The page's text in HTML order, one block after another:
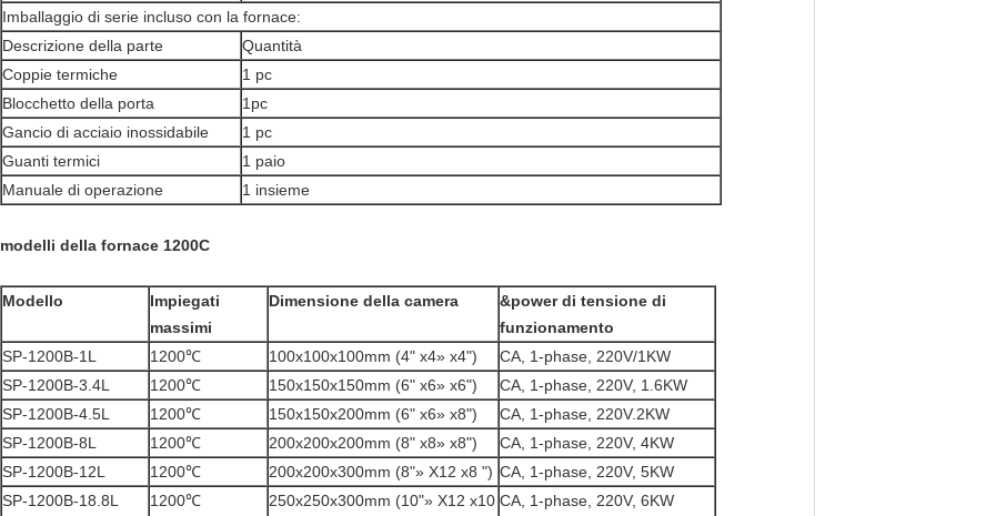
Imballaggio di serie incluso con la fornace:
Descrizione della parte
Quantità
Coppie termiche
1 pc
Blocchetto della porta
1pc
Gancio di acciaio inossidabile
1 pc
Guanti termici
1 paio
Manuale di operazione
1 insieme
modelli della fornace 1200C
Modello
Impiegati
massimi
Dimensione della camera
&power di tensione di
funzionamento
SP-1200B-1L
1200℃ 100x100x100mm (4" x4» x4")
CA, 1-phase, 220V/1KW
SP-1200B-3.4L
1200℃ 150x150x150mm (6" x6» x6")
CA, 1-phase, 220V, 1.6KW
SP-1200B-4.5L
1200℃ 150x150x200mm (6" x6» x8")
CA, 1-phase, 220V.2KW
SP-1200B-8L
1200℃ 200x200x200mm (8" x8» x8")
CA, 1-phase, 220V, 4KW
SP-1200B-12L
1200℃ 200x200x300mm (8"» X12 x8 ") CA, 1-phase, 220V, 5KW
SP-1200B-18.8L
1200℃
250x250x300mm (10"» X12 x10 CA, 1-phase, 220V, 6KW